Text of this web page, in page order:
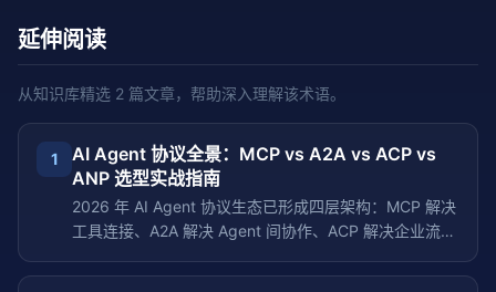
延伸阅读
从知识库精选 2 篇文章，帮助深入理解该术语。
1
AI Agent 协议全景：MCP vs A2A vs ACP vs
ANP 选型实战指南
2026 年 AI Agent 协议生态已形成四层架构：MCP 解决
工具连接、A2A 解决 Agent 间协作、ACP 解决企业流程
文、实战代码三个维度，手把手教你如何在生产环境中选